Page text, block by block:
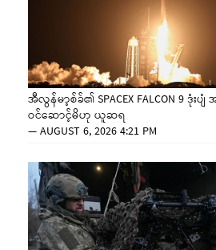
အီလွန်မာ့စ်ခ်၏ SPACEX FALCON 9 ဒုံး
ဝင်ဆောင့်မိဟု ယူဆရ
—AUGUST 6, 2026 4:21 PM